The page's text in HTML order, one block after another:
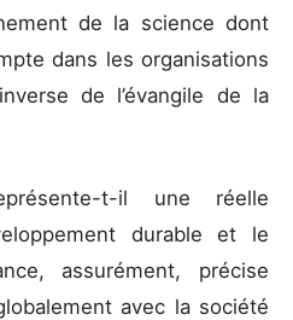
de la science dont
dans les organisations
de l’évangile de la
t-il une réelle
durable et le
assurément, précise
avec la société